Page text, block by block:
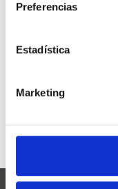
Preferencias
Estadística
Marketing